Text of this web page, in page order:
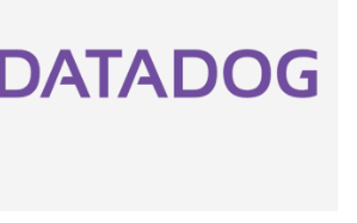
】Datadog（データドッグ）
果